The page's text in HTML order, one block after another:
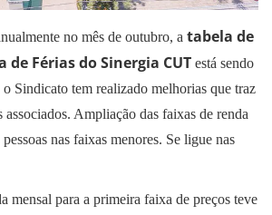
no mês de outubro, a tabela de
de Férias do Sinergia CUT está sendo
Sindicato tem realizado melhorias que traz
associados. Ampliação das faixas de renda
nas faixas menores. Se ligue nas
mensal para a primeira faixa de preços teve